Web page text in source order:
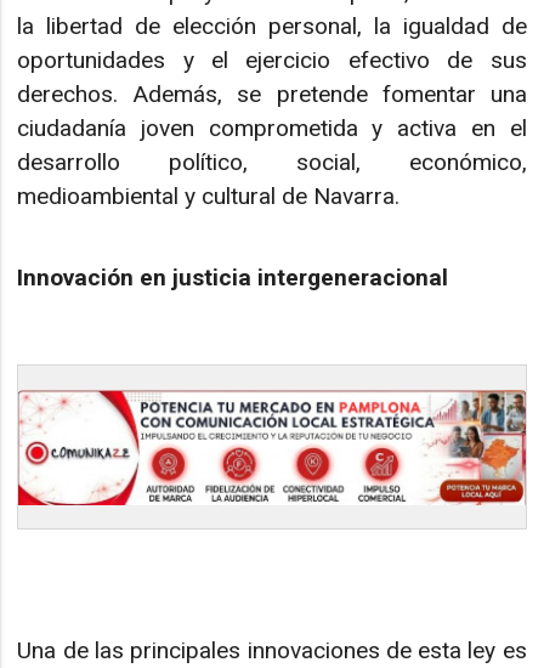
la libertad de elección personal, la igualdad de
oportunidades y el ejercicio efectivo de sus
derechos. Además, se pretende fomentar una
ciudadanía joven comprometida y activa en el
desarrollo político, social, económico,
medioambiental y cultural de Navarra.
Innovación en justicia intergeneracional
Una de las principales innovaciones de esta ley es